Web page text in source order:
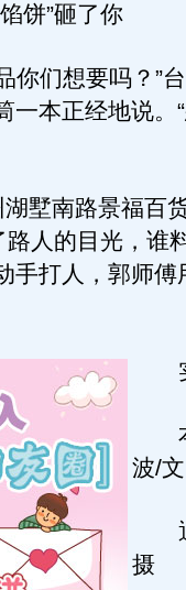
饼”砸了你
们想要吗？”
本正经地说。
墅南路景福百
路人的目光，谁
手打人，郭师傅
实
本
波/文
通
摄